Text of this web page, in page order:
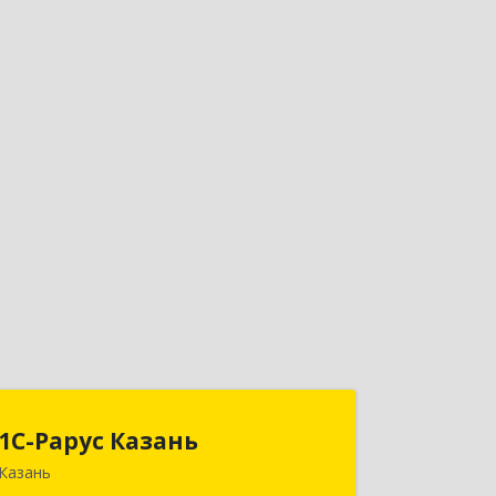
1С-Рарус Казань
Казань420088, Татарстан Респ, Казань г,